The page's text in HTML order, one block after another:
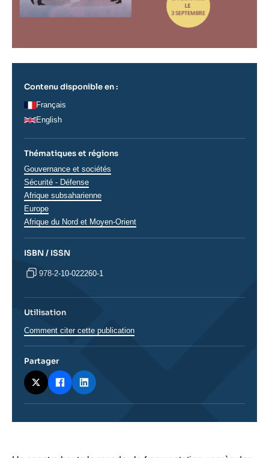
Contenu disponible en :
Français
English
Thématiques et régions
Thématiques
analyses
Gouvernance et sociétés
Sécurité - Défense
Régions
Afrique subsaharienne
Europe
Afrique du Nord et Moyen-Orient
ISBN / ISSN
978-2-10-022260-1
Utilisation
Comment citer cette publication
Partager